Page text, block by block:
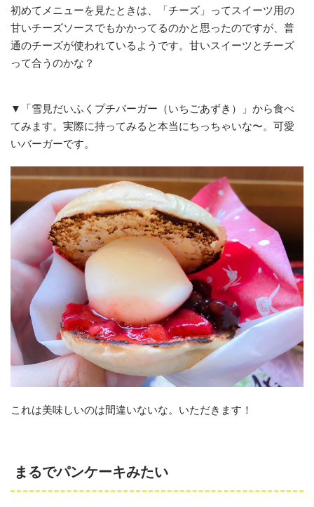
初めてメニューを見たときは、「チーズ」ってスイーツ用の
甘いチーズソースでもかかってるのかと思ったのですが、普
通のチーズが使われているようです。甘いスイーツとチーズ
って合うのかな？
▼「雪見だいふくプチバーガー（いちごあずき）」から食べ
てみます。実際に持ってみると本当にちっちゃいな〜。可愛
いバーガーです。
これは美味しいのは間違いないな。いただきます！
まるでパンケーキみたい